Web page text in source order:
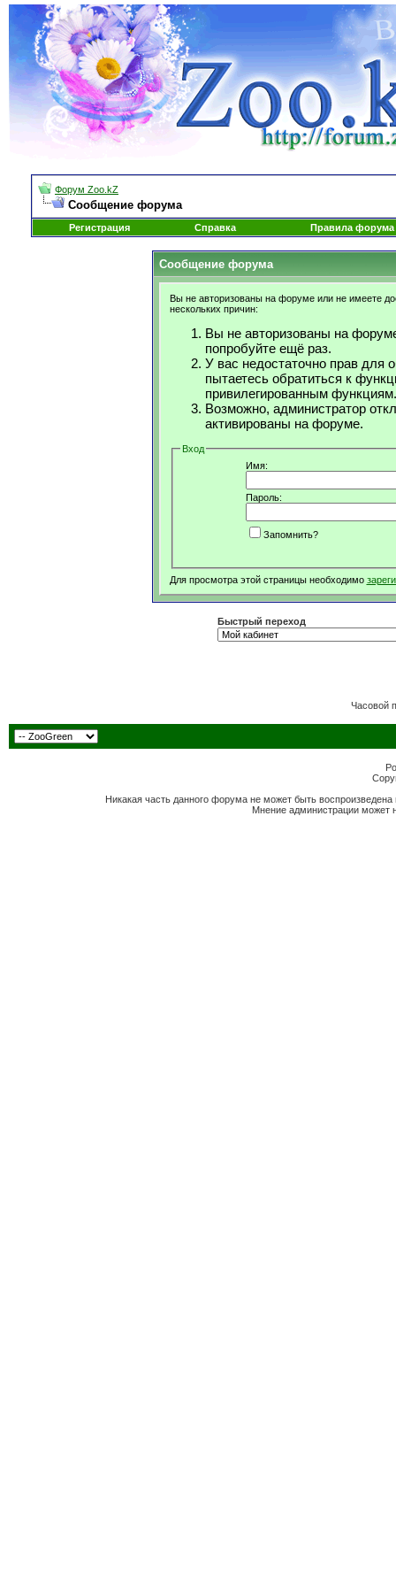
Форум Zoo.kZ
Сообщение форума
Регистрация Справка Правила форума
Сообщение форума
Вы не авторизованы на форуме или не имеете
нескольких причин:
Вы не авторизованы на
попробуйте ещё раз.
У вас недостаточно прав для
пытаетесь обратиться к
привилегированным функциям.
Возможно, администратор
активированы на форуме.
Вход
Имя:
Пароль:
Запомнить?
Для просмотра этой страницы необходимо
Быстрый переход
Часовой
Никакая часть данного форума не может быть
Мнение администрации может